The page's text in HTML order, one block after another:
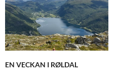
EN VECKAN I RØLDAL